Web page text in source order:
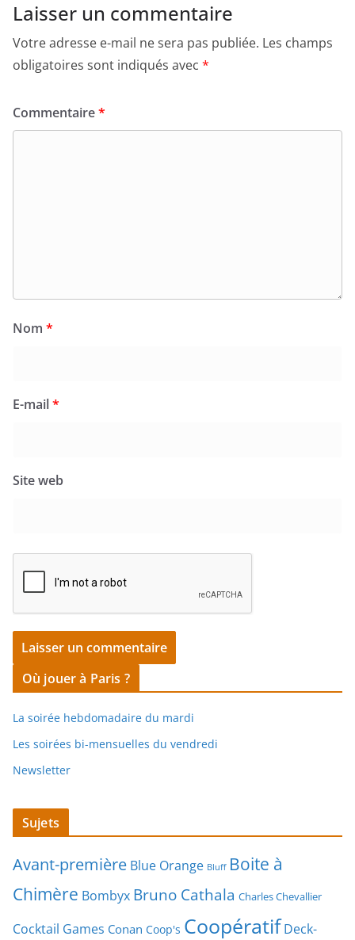
Laisser un commentaire
Votre adresse e-mail ne sera pas publiée. Les champs
obligatoires sont indiqués avec *
Commentaire*
Nom *
E-mail*
Site web
Où jouer à Paris ?
La soirée hebdomadaire du mardi
Les soirées bi-mensuelles du vendredi
Newsletter
Sujets
Avant-première Blue Orange Bluff Boite à
Chimère Bombyx Bruno Cathala Charles Chevallier
Cocktail Games Conan Coop's Coopératif Deck-